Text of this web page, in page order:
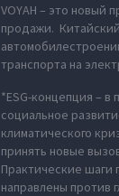
VOYAH – это новый
продажи.
транспорта на
*ESG-концепция –
социальное
климатического
принять новые
Практические
направлены против